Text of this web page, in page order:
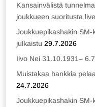
Kansainvälistä
joukkueen suoritusta
Joukkuepikashakin
julkaistu 29.7.2026
Iivo Nei 31.10.1931–
Muistakaa hankkia
24.7.2026
Joukkuepikashakin